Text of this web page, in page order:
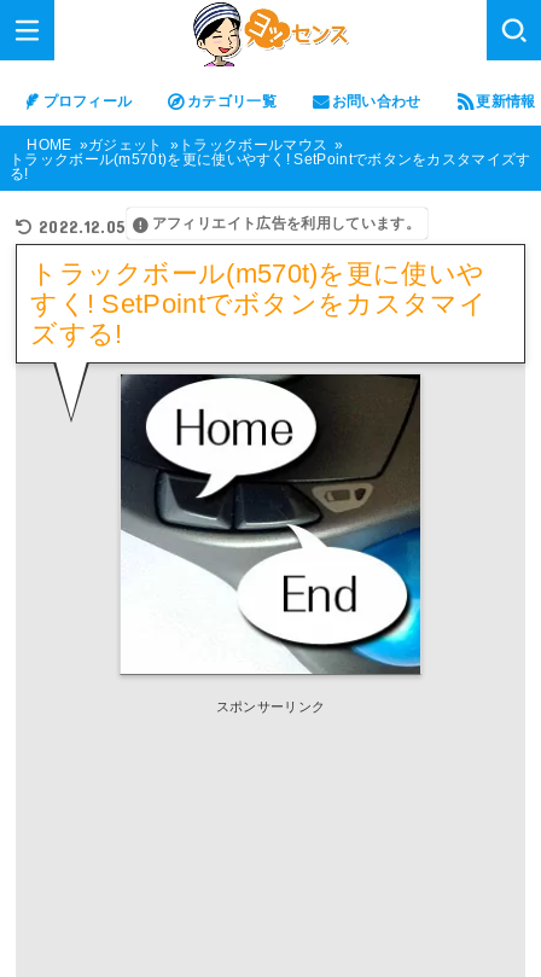
プロフィール カテゴリ一覧 お問い合わせ 更新情報
HOME ガジェット
トラックボールマウス
トラックボール(m570t)を更に使いやすく! SetPointでボタンをカスタマイズす
る!
2022.12.05 アフィリエイト広告を利用しています。
トラックボール(m570t)を更に使いや
すく! SetPointでボタンをカスタマイ
ズする!
スポンサーリンク